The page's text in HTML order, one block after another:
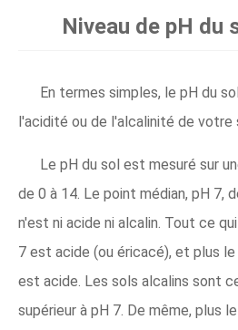
Niveau de pH du
En termes simples, le pH du
l'acidité ou de l'alcalinité de votre
Le pH du sol est mesuré sur
de 0 à 14. Le point médian, pH 7,
n'est ni acide ni alcalin. Tout ce
7 est acide (ou éricacé), et plus
est acide. Les sols alcalins sont
supérieur à pH 7. De même, plus